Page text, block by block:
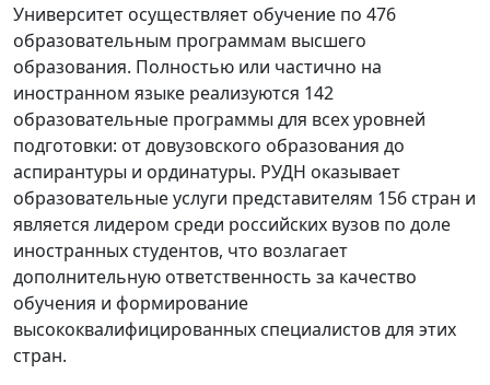
Университет осуществляет обучение по 476
образовательным программам высшего
образования. Полностью или частично на
иностранном языке реализуются 142
образовательные программы для всех уровней
подготовки: от довузовского образования до
аспирантуры и ординатуры. РУДН оказывает
образовательные услуги представителям 156 стран и
является лидером среди российских вузов по доле
иностранных студентов, что возлагает
дополнительную ответственность за качество
обучения и формирование
высококвалифицированных специалистов для этих
стран.